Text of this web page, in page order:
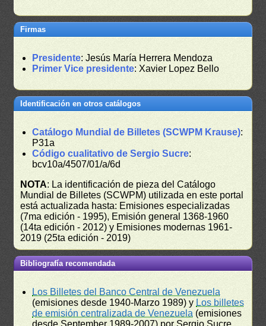
Firmas
Presidente: Jesús María Herrera Mendoza
Primer Vice presidente: Xavier Lopez Bello
Identificación en otros catálogos
Catálogo Mundial de Billetes (SCWPM Krause):
P31a
Código cualitativo de Sergio Sucre:
bcv10a/4507/01/a/6d
NOTA: La identificación de pieza del Catálogo
Mundial de Billetes (SCWPM) utilizada en este portal
está actualizada hasta: Emisiones especializadas
(7ma edición - 1995), Emisión general 1368-1960
(14ta edición - 2012) y Emisiones modernas 1961-
2019 (25ta edición - 2019)
Bibliografía recomendada
Los Billetes del Banco Central de Venezuela
(emisiones desde 1940-Marzo 1989) y Los billetes
de emisión centralizada de Venezuela (emisiones
desde September 1989-2007) por Sergio Sucre